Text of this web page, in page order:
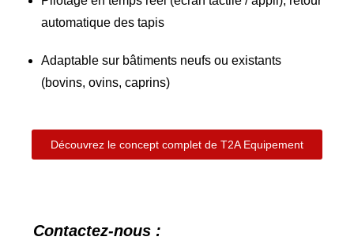
automatique des tapis
Adaptable sur bâtiments neufs ou existants
(bovins, ovins, caprins)
Découvrez le concept complet de T2A Equipement
Contactez-nous :